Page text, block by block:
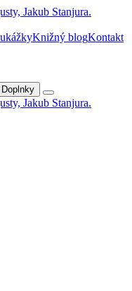
Knižný blogKontakt
Doplnky